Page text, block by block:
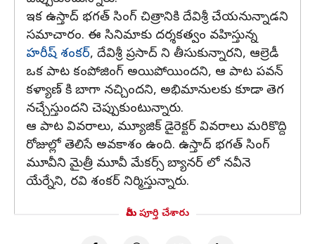
ఇక ఉస్తాద్ భగత్ సింగ్ చిత్రానికి దేవిశ్రీ చేయనున్నాడని
సమాచారం. ఈ సినిమాకు దర్శకత్వం వహిస్తున్న
హరీష్ శంకర్, దేవిశ్రీ ప్రసాద్ ని తీసుకున్నారని, ఆల్రెడీ
ఒక పాట కంపోజింగ్ అయిపోయిందని, ఆ పాట పవన్
కళ్యాణ్ కి బాగా నచ్చిందని, అభిమానులకు కూడా తెగ
నచ్చేస్తుందని చెప్పుకుంటున్నారు.
ఆ పాట వివరాలు, మ్యూజిక్ డైరెక్టర్ వివరాలు మరికొద్ది
రోజుల్లో తెలిసే అవకాశం ఉంది. ఉస్తాద్ భగత్ సింగ్
మూవీని మైత్రీ మూవీ మేకర్స్ బ్యానర్ లో నవీనె
యేర్నేని, రవి శంకర్ నిర్మిస్తున్నారు.
మీరు పూర్తి చేశారు